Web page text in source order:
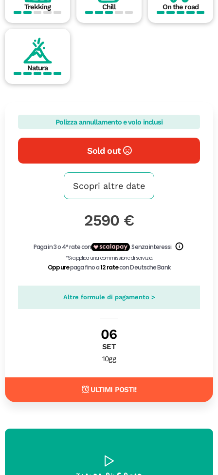
Trekking Chill On the road
Natura
Polizza annullamento e volo inclusi
Sold out
Scopri altre date
2590 €
Altre formule di pagamento >
06
SET
10gg
ULTIMI POSTI!